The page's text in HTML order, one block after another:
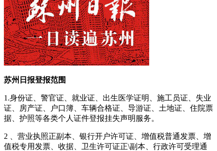
苏州日报登报范围
1.身份证、警官证、就业证、出生医学证明、施工员证、失业
证、房产证、户口簿、车辆合格证、导游证、土地证、住院票
据、护照等各类个人证件登报挂失声明服务。
2 、营业执照正副本、银行开户许可证、增值税普通发票、增
值税专用发票、收据、卫生许可证正\副本、行政许可受理通